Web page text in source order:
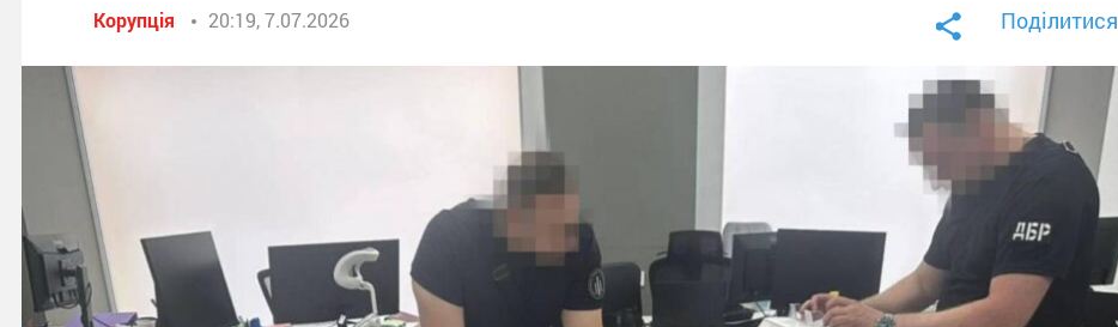
Корупція 20:19, 7.07.2026 Поділитися